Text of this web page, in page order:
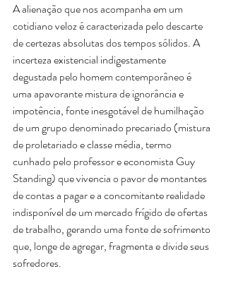
A alienação que nos acompanha em um
cotidiano veloz é caracterizada pelo descarte
de certezas absolutas dos tempos sólidos. A
incerteza existencial indigestamente
degustada pelo homem contemporâneo é
uma apavorante mistura de ignorância e
impotência, fonte inesgotável de humilhação
de um grupo denominado precariado (mistura
de proletariado e classe média, termo
cunhado pelo professor e economista Guy
Standing) que vivencia o pavor de montantes
de contas a pagar e a concomitante realidade
indisponível de um mercado frígido de ofertas
de trabalho, gerando uma fonte de sofrimento
que, longe de agregar, fragmenta e divide seus
sofredores.